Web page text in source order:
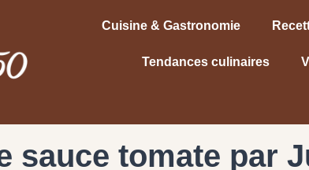
Cuisine & Gastronomie
Tendances culinaires
sauce tomate par